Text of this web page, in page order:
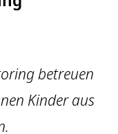
betreuen
Kinder aus